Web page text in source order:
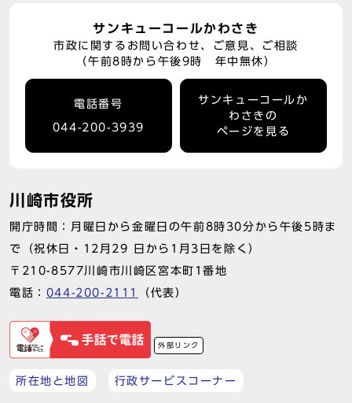
サンキューコールかわさき
市政に関するお問い合わせ、ご意見、ご相談
（午前8時から午後9時 年中無休）
電話番号
044-200-3939
サンキューコールか
わさきの
ページを見る
川崎市役所
開庁時間：月曜日から金曜日の午前8時30分から午後5時ま
で（祝休日・12月29 日から1月3日を除く）
〒210-8577川崎市川崎区宮本町1番地
電話： 044-200-2111 （代表）
外部リンク
所在地と地図 行政サービスコーナー